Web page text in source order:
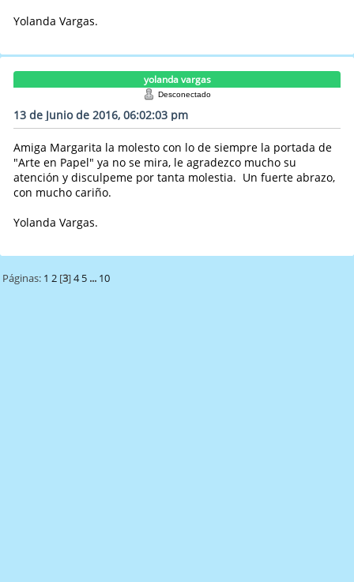
Yolanda Vargas.
yolanda vargas
Desconectado
13 de Junio de 2016, 06:02:03 pm
Amiga Margarita la molesto con lo de siempre la portada de
"Arte en Papel" ya no se mira, le agradezco mucho su
atención y disculpeme por tanta molestia. Un fuerte abrazo,
con mucho cariño.
Yolanda Vargas.
Páginas: 1 2[3]4 5 ... 10